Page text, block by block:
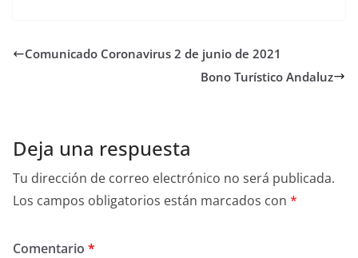
Comunicado Coronavirus 2 de junio de 2021
Bono Turístico Andaluz
Deja una respuesta
Tu dirección de correo electrónico no será publicada.
Los campos obligatorios están marcados con *
Comentario *